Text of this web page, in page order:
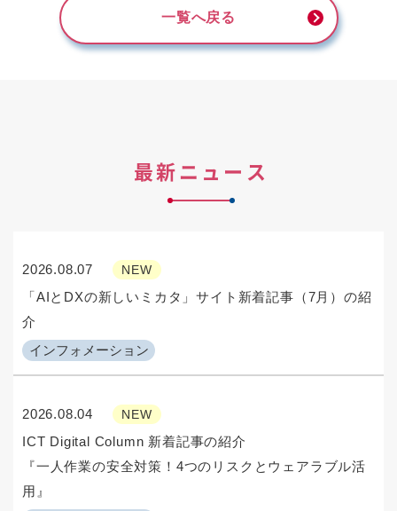
一覧へ戻る
最新ニュース
2026.08.07 NEW
インフォメーション
「AIとDXの新しいミカタ」サイト新着記事（7月）の紹
介
2026.08.04 NEW
ICT Digital Column 新着記事の紹介
『一人作業の安全対策！4つのリスクとウェアラブル活
用』